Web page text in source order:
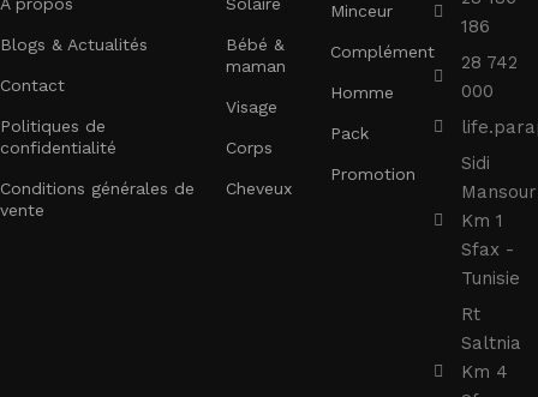
À propos
Blogs & Actualités
Contact
Politiques de
confidentialité
Conditions générales de
vente
Solaire
Bébé &
maman
Visage
Corps
Cheveux
Minceur
Complément
Homme
Pack
Promotion
186
28 742
000
Sidi
Mansour
Km 1
Sfax -
Tunisie
Rt
Saltnia
Km 4